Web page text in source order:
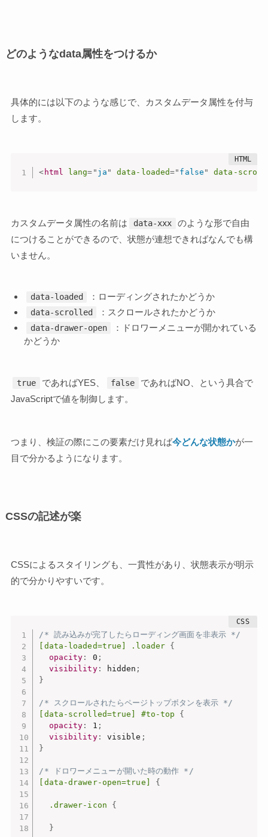
どのようなdata属性をつけるか
具体的には以下のような感じで、カスタムデータ属性を付与
します。
< html lang= " ja " data-loaded=" false " data-
カスタムデータ属性の名前は data-xxx
のような形で自由
につけることができるので、状態が連想できればなんでも構
いません。
data-loaded ：ローディングされたかどうか
data-scrolled ：スクロールされたかどうか
data-drawer-open
：ドロワーメニューが開かれている
かどうか
true であればYES、 false
であればNO、という具合で
JavaScriptで値を制御します。
つまり、検証の際にこの要素だけ見れば今どんな状態かが一
目で分かるようになります。
CSSの記述が楽
CSSによるスタイリングも、一貫性があり、状態表示が明示
的で分かりやすいです。
/* 読み込みが完了したらローディング画面を非表示 */
[data-loaded=true] .loader {
opacity : 0 ;
visibility: hidden ;
}
/* スクロールされたらページトップボタンを表示 */
[data-scrolled=true] #to-top
{
opacity : 1 ;
visibility: visible ;
}
/* ドロワーメニューが開いた時の動作 */
[data-drawer-open=true]
{
.drawer-icon {
}